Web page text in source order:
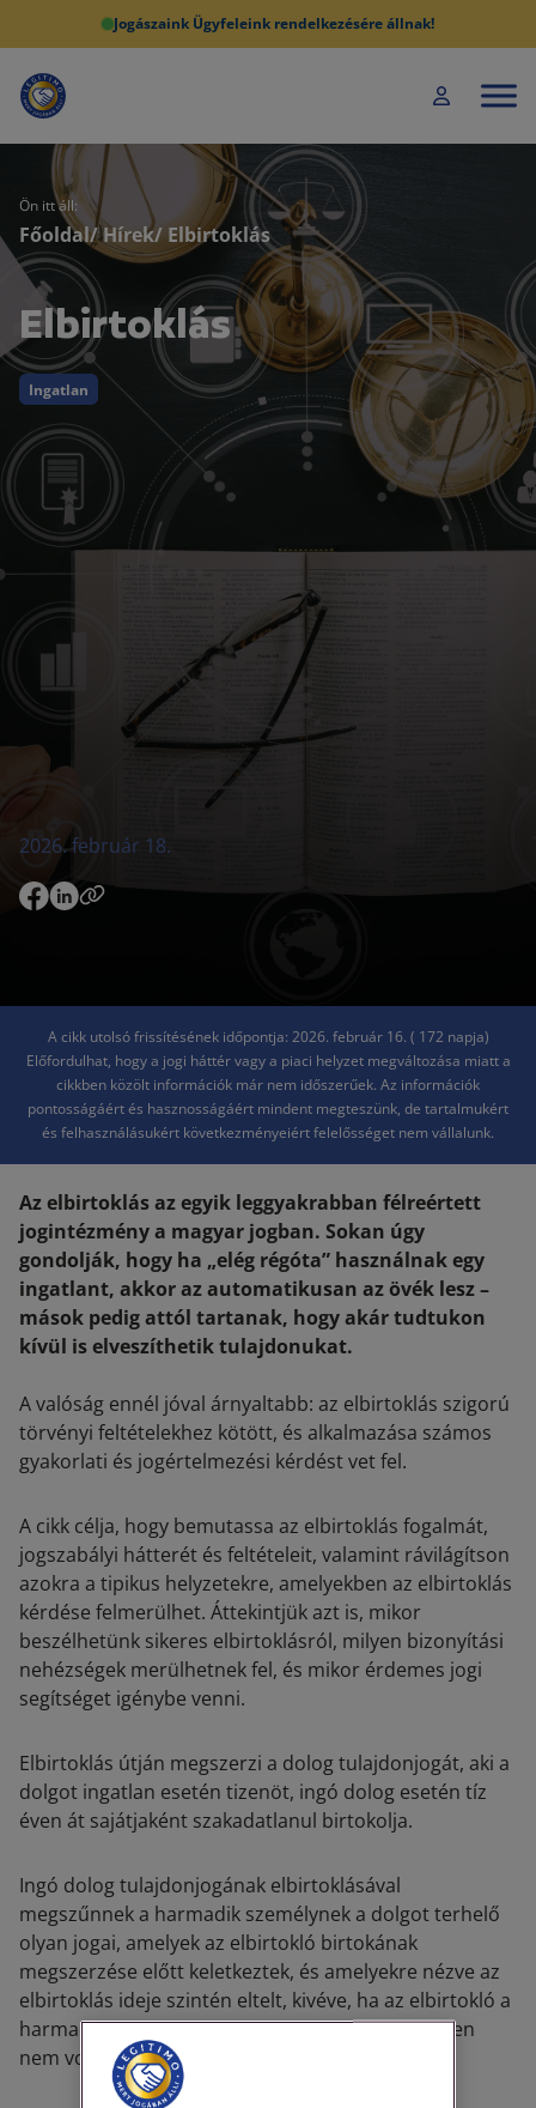
Jogászaink Ügyfeleink rendelkezésére állnak!
Ön itt áll:
Főoldal/Hírek/ Elbirtoklás
Elbirtoklás
Ingatlan
2026. február 18.
A cikk utolsó frissítésének időpontja: 2026. február 16. ( 172 napja)
Előfordulhat, hogy a jogi háttér vagy a piaci helyzet megváltozása miatt a
cikkben közölt információk már nem időszerűek. Az információk
pontosságáért és hasznosságáért mindent megteszünk, de tartalmukért
és felhasználásukért következményeiért felelősséget nem vállalunk.
Az elbirtoklás az egyik leggyakrabban félreértett
jogintézmény a magyar jogban. Sokan úgy
gondolják, hogy ha „elég régóta” használnak egy
ingatlant, akkor az automatikusan az övék lesz –
mások pedig attól tartanak, hogy akár tudtukon
kívül is elveszíthetik tulajdonukat.
A valóság ennél jóval árnyaltabb: az elbirtoklás szigorú
törvényi feltételekhez kötött, és alkalmazása számos
gyakorlati és jogértelmezési kérdést vet fel.
A cikk célja, hogy bemutassa az elbirtoklás fogalmát,
jogszabályi hátterét és feltételeit, valamint rávilágítson
azokra a tipikus helyzetekre, amelyekben az elbirtoklás
kérdése felmerülhet. Áttekintjük azt is, mikor
beszélhetünk sikeres elbirtoklásról, milyen bizonyítási
nehézségek merülhetnek fel, és mikor érdemes jogi
segítséget igénybe venni.
Elbirtoklás útján megszerzi a dolog tulajdonjogát, aki a
dolgot ingatlan esetén tizenöt, ingó dolog esetén tíz
éven át sajátjaként szakadatlanul birtokolja.
Ingó dolog tulajdonjogának elbirtoklásával
megszűnnek a harmadik személynek a dolgot terhelő
olyan jogai, amelyek az elbirtokló birtokának
megszerzése előtt keletkeztek, és amelyekre nézve az
elbirtoklás ideje szintén eltelt, kivéve, ha az elbirtokló a
harmadik személy jogának fennállása tekintetében
nem volt jóhiszemű.